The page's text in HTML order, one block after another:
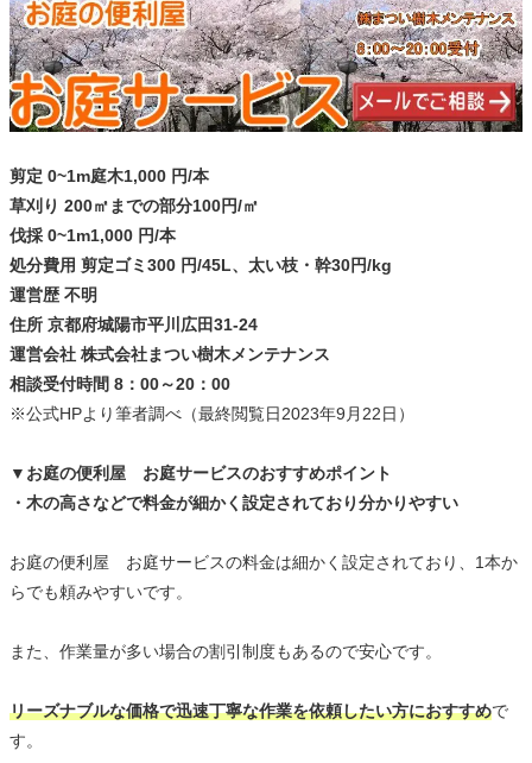
剪定 0~1m庭木1,000 円/本
草刈り 200㎡までの部分100円/㎡
伐採 0~1m1,000 円/本
処分費用 剪定ゴミ300 円/45L、太い枝・幹30円/kg
運営歴 不明
住所 京都府城陽市平川広田31-24
運営会社 株式会社まつい樹木メンテナンス
相談受付時間 8：00～20：00
※公式HPより筆者調べ（最終閲覧日2023年9月22日）
▼お庭の便利屋 お庭サービスのおすすめポイント
・木の高さなどで料金が細かく設定されており分かりやすい
お庭の便利屋 お庭サービスの料金は細かく設定されており、1本か
らでも頼みやすいです。
また、作業量が多い場合の割引制度もあるので安心です。
リーズナブルな価格で迅速丁寧な作業を依頼したい方におすすめで
す。